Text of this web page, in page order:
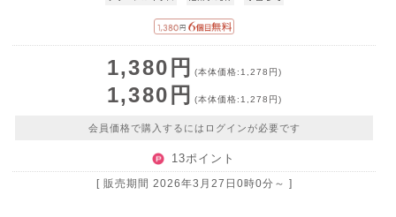
1,380円 (本体価格:1,278円)
1,380円 (本体価格:1,278円)
会員価格で購入するにはログインが必要です
13ポイント
[ 販売期間 2026年3月27日0時0分 ～ ]